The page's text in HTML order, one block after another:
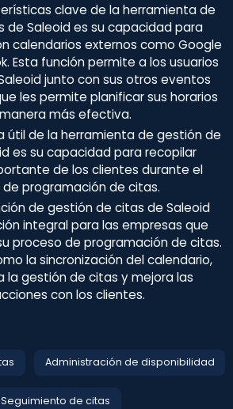
clave de la herramienta de
de Saleoid es su capacidad para
calendarios externos como Google
Esta función permite a los usuarios
junto con sus otros eventos
les permite planificar sus horarios
más efectiva.
útil de la herramienta de gestión de
es su capacidad para recopilar
de los clientes durante el
programación de citas.
de gestión de citas de Saleoid
integral para las empresas que
proceso de programación de citas.
la sincronización del calendario,
la gestión de citas y mejora las
con los clientes.
Administración de disponibilidad
Seguimiento de citas